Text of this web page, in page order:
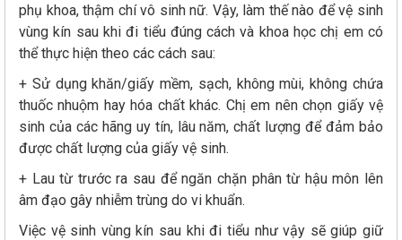
phụ khoa, thậm chí vô sinh nữ. Vậy, làm thế nào để vệ sinh
vùng kín sau khi đi tiểu đúng cách và khoa học chị em có
thể thực hiện theo các cách sau:
+ Sử dụng khăn/giấy mềm, sạch, không mùi, không chứa
thuốc nhuộm hay hóa chất khác. Chị em nên chọn giấy vệ
sinh của các hãng uy tín, lâu năm, chất lượng để đảm bảo
được chất lượng của giấy vệ sinh.
+ Lau từ trước ra sau để ngăn chặn phân từ hậu môn lên
âm đạo gây nhiễm trùng do vi khuẩn.
Việc vệ sinh vùng kín sau khi đi tiểu như vậy sẽ giúp giữ